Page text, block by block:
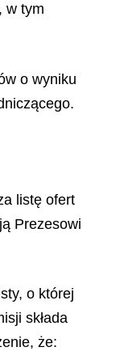
w tym
o wyniku
listę ofert
Prezesowi
o której
składa
że: